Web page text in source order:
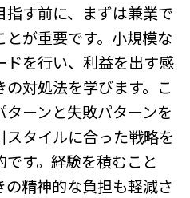
指す前に、まずは兼業で
とが重要です。小規模な
ドを行い、利益を出す感
対処法を学びます。こ
ーンと失敗パターンを
スタイルに合った戦略を
す。経験を積むこと
の精神的な負担も軽減さ